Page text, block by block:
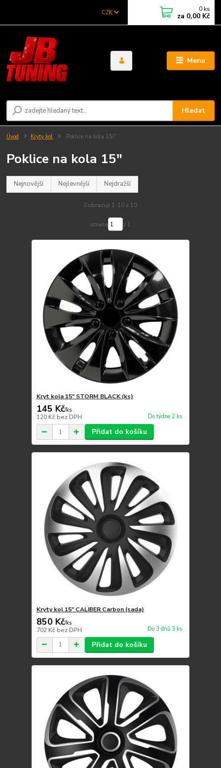
Menu
CZK
Hledat
0 ks
za 0,00 Kč
Úvod Kryty kol Poklice na kola 15\"
Poklice na kola 15"
Nejnovější Nejlevnější Nejdražší
Zobrazuji 1-10 z 10
strana z 1
Kryt kola 15" STORM BLACK (ks)
145 Kč/ks
120 Kč bez DPH Do týdne 2 ks
Přidat do košíku
Kryty kol 15" CALIBER Carbon (sada)
850 Kč/ks
702 Kč bez DPH Do 3 dnů 3 ks
Přidat do košíku